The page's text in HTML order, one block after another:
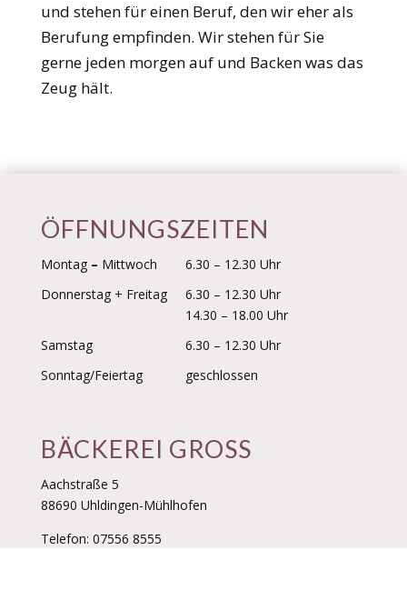
und stehen für einen Beruf, den wir eher als
Berufung empfinden. Wir stehen für Sie
gerne jeden morgen auf und Backen was das
Zeug hält.
ÖFFNUNGSZEITEN
Montag– Mittwoch
6.30 – 12.30 Uhr
Donnerstag + Freitag
6.30 – 12.30 Uhr
14.30 – 18.00 Uhr
Samstag
6.30 – 12.30 Uhr
Sonntag/Feiertag
geschlossen
BÄCKEREI GROSS
Aachstraße 5
88690 Uhldingen-Mühlhofen
Telefon: 07556 8555